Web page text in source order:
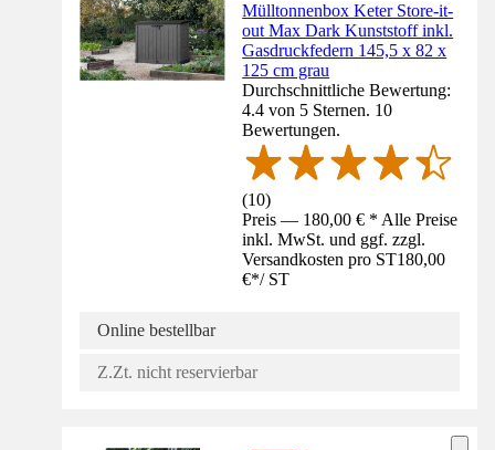
Mülltonnenbox Keter Store-it-
out Max Dark Kunststoff inkl.
Gasdruckfedern 145,5 x 82 x
125 cm grau
Durchschnittliche Bewertung:
4.4 von 5 Sternen. 10
Bewertungen.
(10)
Preis — 180,00 € * Alle Preise
inkl. MwSt. und ggf. zzgl.
Versandkosten pro ST180,00
€*/ ST
Online bestellbar
Z.Zt. nicht reservierbar